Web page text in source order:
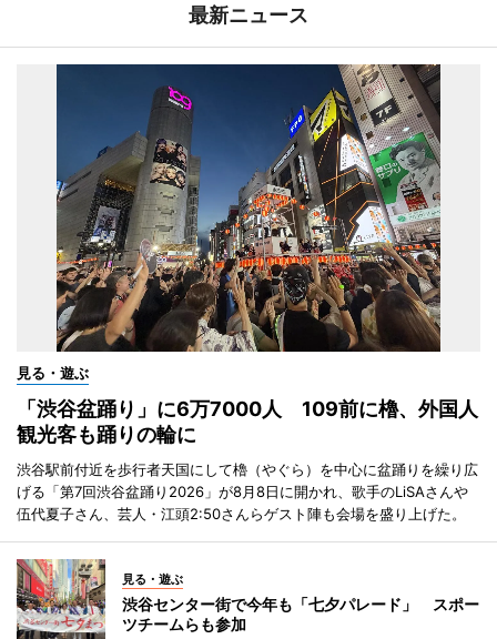
最新ニュース
見る・遊ぶ
「渋谷盆踊り」に6万7000人 109前に櫓、外国人
観光客も踊りの輪に
渋谷駅前付近を歩行者天国にして櫓（やぐら）を中心に盆踊りを繰り広
げる「第7回渋谷盆踊り2026」が8月8日に開かれ、歌手のLiSAさんや
伍代夏子さん、芸人・江頭2:50さんらゲスト陣も会場を盛り上げた。
見る・遊ぶ
渋谷センター街で今年も「七夕パレード」 スポー
ツチームらも参加